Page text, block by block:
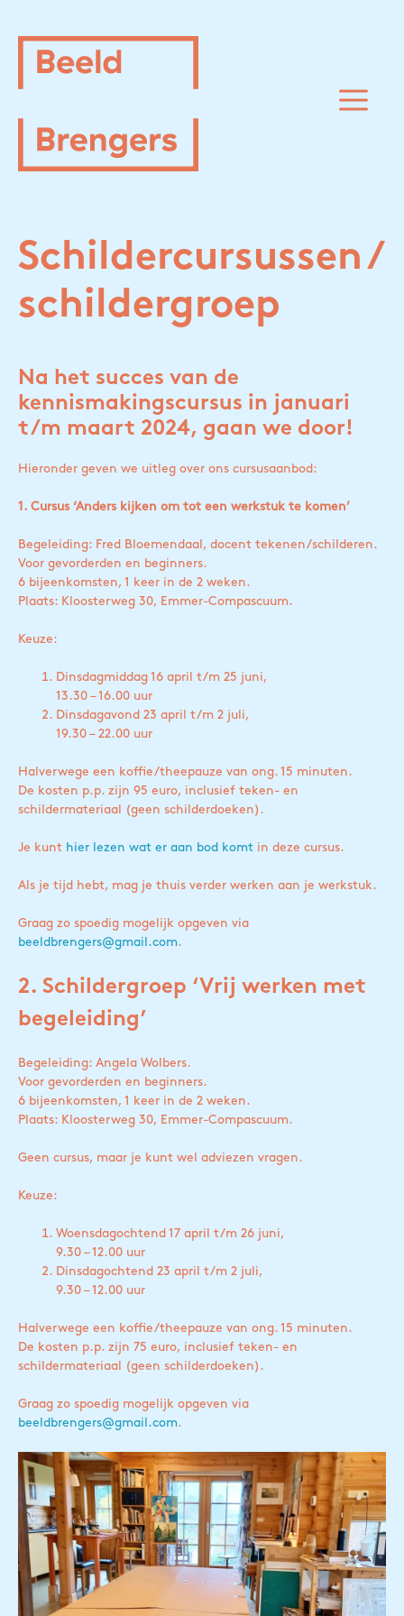
inhoud
Schildercursussen /
schildergroep
Na het succes van de
kennismakingscursus in januari
t/m maart 2024, gaan we door!
Hieronder geven we uitleg over ons cursusaanbod:
1. Cursus ‘Anders kijken om tot een werkstuk te komen’
Begeleiding: Fred Bloemendaal, docent tekenen/schilderen.
Voor gevorderden en beginners.
6 bijeenkomsten, 1 keer in de 2 weken.
Plaats: Kloosterweg 30, Emmer-Compascuum.
Keuze:
Dinsdagmiddag 16 april t/m 25 juni,
13.30 – 16.00 uur
Dinsdagavond 23 april t/m 2 juli,
19.30 – 22.00 uur
Halverwege een koffie/theepauze van ong. 15 minuten.
De kosten p.p. zijn 95 euro, inclusief teken- en
schildermateriaal (geen schilderdoeken).
Je kunt hier lezen wat er aan bod komt in deze cursus.
Als je tijd hebt, mag je thuis verder werken aan je werkstuk.
Graag zo spoedig mogelijk opgeven via
beeldbrengers@gmail.com.
2. Schildergroep ‘Vrij werken met
begeleiding’
Begeleiding: Angela Wolbers.
Voor gevorderden en beginners.
6 bijeenkomsten, 1 keer in de 2 weken.
Plaats: Kloosterweg 30, Emmer-Compascuum.
Geen cursus, maar je kunt wel adviezen vragen.
Keuze:
Woensdagochtend 17 april t/m 26 juni,
9.30 – 12.00 uur
Dinsdagochtend 23 april t/m 2 juli,
9.30 – 12.00 uur
Halverwege een koffie/theepauze van ong. 15 minuten.
De kosten p.p. zijn 75 euro, inclusief teken- en
schildermateriaal (geen schilderdoeken).
Graag zo spoedig mogelijk opgeven via
beeldbrengers@gmail.com.